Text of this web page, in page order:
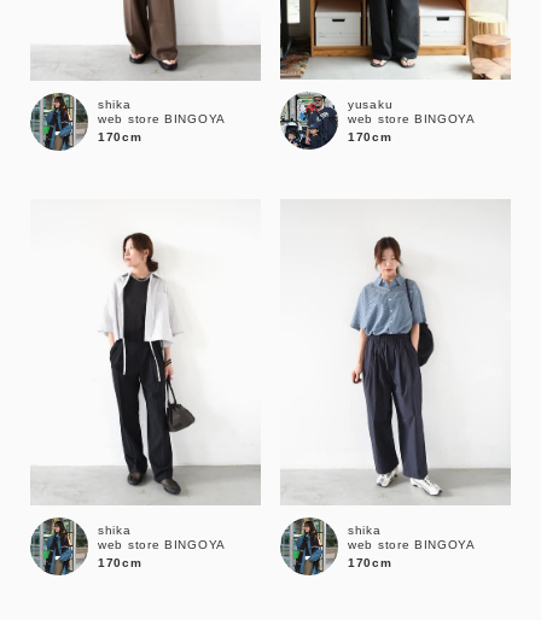
shika
web store BINGOYA
170cm
yusaku
web store BINGOYA
170cm
shika
web store BINGOYA
170cm
shika
web store BINGOYA
170cm